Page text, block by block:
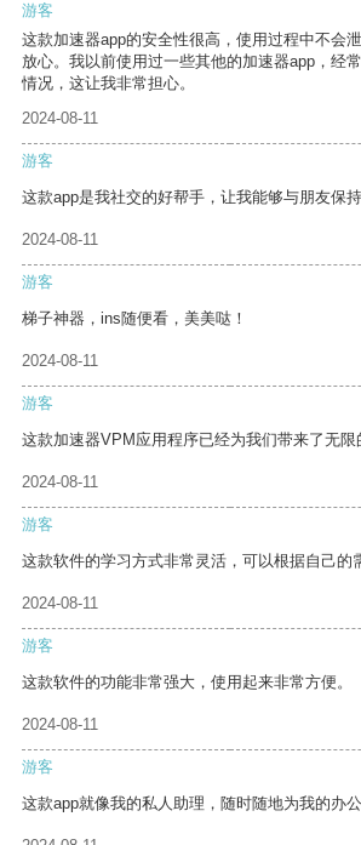
游客
这款加速器app的安全性很高，使用过程中不会
放心。我以前使用过一些其他的加速器app，经
情况，这让我非常担心。
2024-08-11
游客
这款app是我社交的好帮手，让我能够与朋友保
2024-08-11
游客
梯子神器，ins随便看，美美哒！
2024-08-11
游客
这款加速器VPM应用程序已经为我们带来了无限
2024-08-11
游客
这款软件的学习方式非常灵活，可以根据自己的
2024-08-11
游客
这款软件的功能非常强大，使用起来非常方便。
2024-08-11
游客
这款app就像我的私人助理，随时随地为我的办公